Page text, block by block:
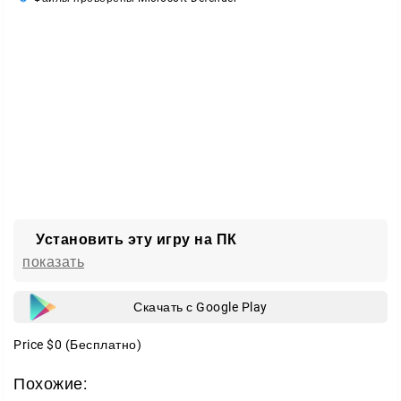
удовольствие;
Главное отличие между ними — наличие голосового
чата и общий уровень напряжённости матчей.
Игра с друзьями и со всем миром
Установить эту игру на ПК
показать
Скачать с Google Play
Price $0 (Бесплатно)
Похожие: